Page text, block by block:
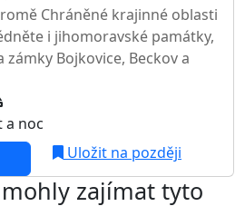
Chráněné krajinné oblasti
i jihomoravské památky,
Bojkovice, Beckov a
a noc
Uložit na později
zajímat tyto